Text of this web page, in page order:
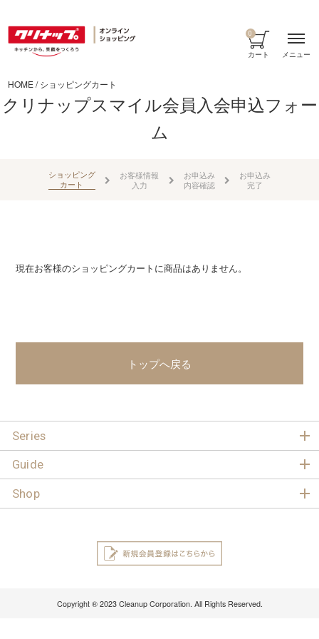
カート
0
HOME/ショッピングカート
クリナップスマイル会員入会申込フォー
ム
ショッピング
カート
お客様情報
入力
お申込み
内容確認
お申込み
完了
現在お客様のショッピングカートに商品はありません。
トップへ戻る
Series
Guide
Shop
Copyright ® 2023 Cleanup Corporation. All Rights Reserved.
メニュー